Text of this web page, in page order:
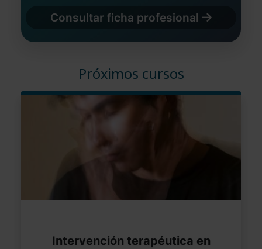
Consultar ficha profesional
Próximos cursos
Intervención terapéutica en